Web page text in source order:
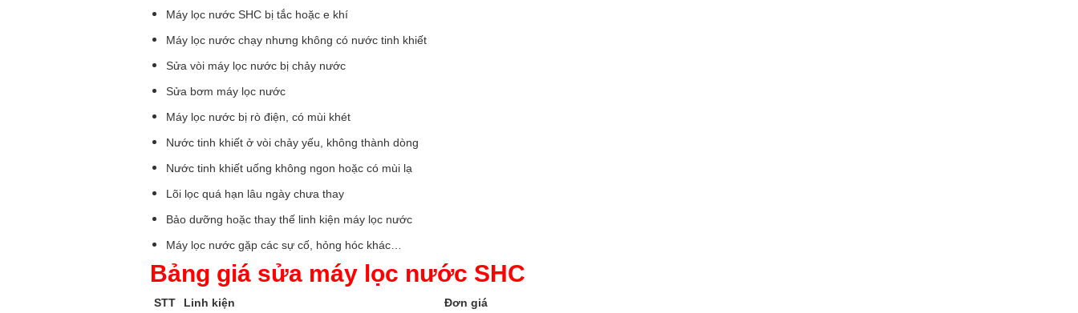
Máy lọc nước SHC bị tắc hoặc e khí
Máy lọc nước chạy nhưng không có nước tinh khiết
Sửa vòi máy lọc nước bị chảy nước
Sửa bơm máy lọc nước
Máy lọc nước bị rò điện, có mùi khét
Nước tinh khiết ở vòi chảy yếu, không thành dòng
Nước tinh khiết uống không ngon hoặc có mùi lạ
Lõi lọc quá hạn lâu ngày chưa thay
Bảo dưỡng hoặc thay thế linh kiện máy lọc nước
Máy lọc nước gặp các sự cố, hỏng hóc khác…
Bảng giá sửa máy lọc nước SHC
STT Linh kiện
Đơn giá